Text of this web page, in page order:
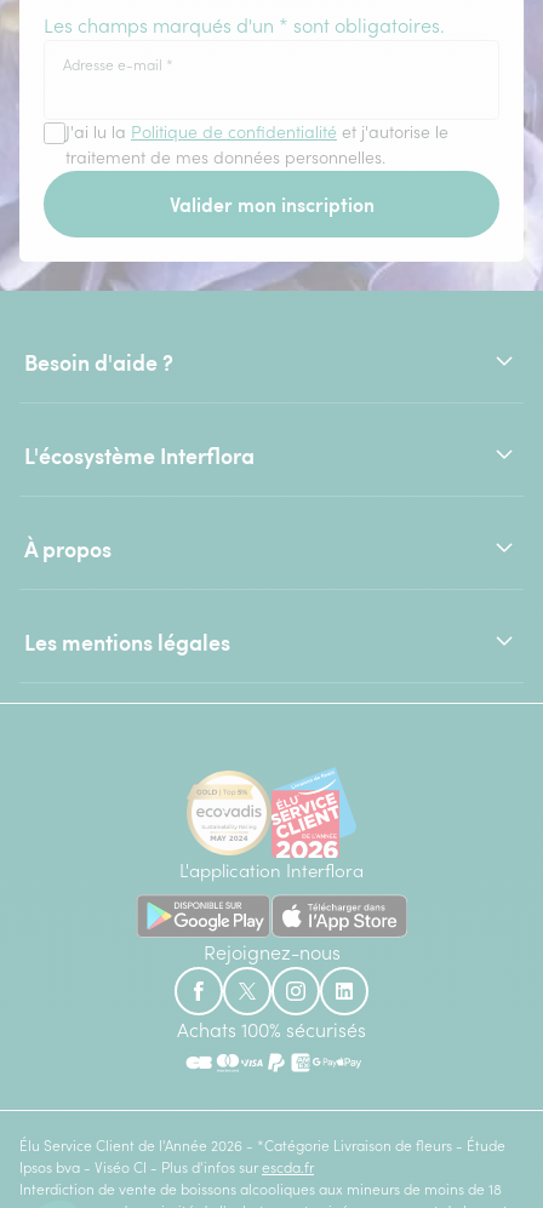
Les champs marqués d'un * sont obligatoires.
Adresse e-mail *
J'ai lu la Politique de confidentialité et j'autorise le
traitement de mes données personnelles.
Valider mon inscription
Besoin d'aide ?
L'écosystème Interflora
À propos
Les mentions légales
L'application Interflora
Rejoignez-nous
Achats 100% sécurisés
Élu Service Client de l'Année 2026 - *Catégorie Livraison de fleurs - Étude
Ipsos bva - Viséo CI - Plus d'infos sur escda.fr
Interdiction de vente de boissons alcooliques aux mineurs de moins de 18